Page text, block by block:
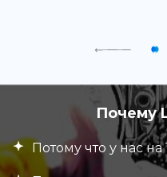
Почему
Потому что у нас